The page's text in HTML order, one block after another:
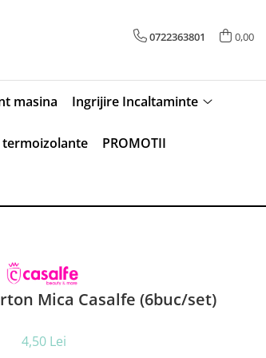
0722363801 0,00
masina Ingrijire Incaltaminte
termoizolante PROMOTII
Mica Casalfe (6buc/set)
4,50 Lei